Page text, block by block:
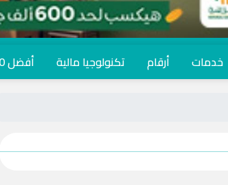
خدمات أرقام تكنولوجيا مالية أفضل 10 بنوك